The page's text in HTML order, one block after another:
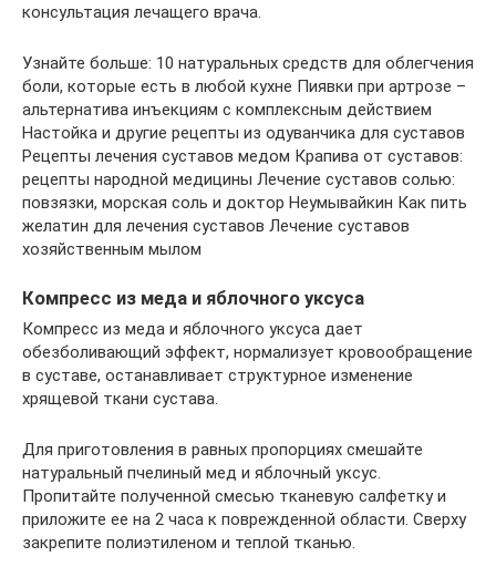
консультация лечащего врача.
Узнайте больше: 10 натуральных средств для облегчения
боли, которые есть в любой кухне Пиявки при артрозе –
альтернатива инъекциям с комплексным действием
Настойка и другие рецепты из одуванчика для суставов
Рецепты лечения суставов медом Крапива от суставов:
рецепты народной медицины Лечение суставов солью:
повзязки, морская соль и доктор Неумывайкин Как пить
желатин для лечения суставов Лечение суставов
хозяйственным мылом
Компресс из меда и яблочного уксуса
Компресс из меда и яблочного уксуса дает
обезболивающий эффект, нормализует кровообращение
в суставе, останавливает структурное изменение
хрящевой ткани сустава.
Для приготовления в равных пропорциях смешайте
натуральный пчелиный мед и яблочный уксус.
Пропитайте полученной смесью тканевую салфетку и
приложите ее на 2 часа к поврежденной области. Сверху
закрепите полиэтиленом и теплой тканью.